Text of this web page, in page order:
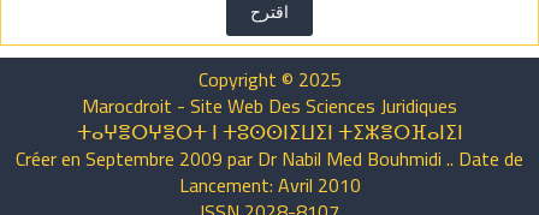
اقترح
Copyright © 2025
Marocdroit - Site Web Des Sciences Juridiques
ⵜⴰⵖⴻⵔⵖⴻⵔⵜ ⵏ ⵜⵓⵙⵙⵏⵉⵡⵉⵏ ⵜⵉⵣⴻⵔⴼⴰⵏⵉⵏ
Créer en Septembre 2009 par Dr Nabil Med Bouhmidi .. Date de
Lancement: Avril 2010